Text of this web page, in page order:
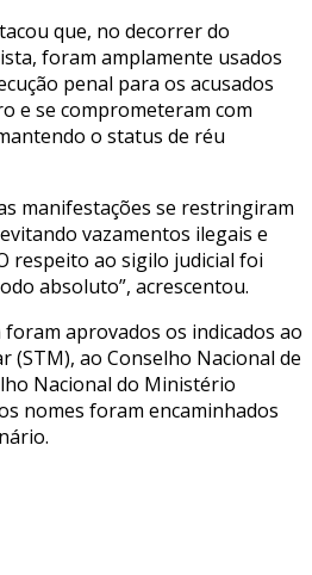
que, no decorrer do
foram amplamente usados
penal para os acusados
e se comprometeram com
o status de réu
manifestações se restringiram
vazamentos ilegais e
respeito ao sigilo judicial foi
absoluto”, acrescentou.
aprovados os indicados ao
ao Conselho Nacional de
Nacional do Ministério
nomes foram encaminhados